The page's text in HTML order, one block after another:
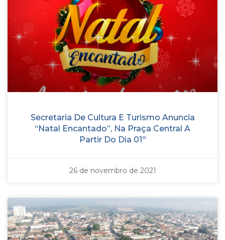
Secretaria De Cultura E Turismo Anuncia
“Natal Encantado”, Na Praça Central A
Partir Do Dia 01º
26 de novembro de 2021